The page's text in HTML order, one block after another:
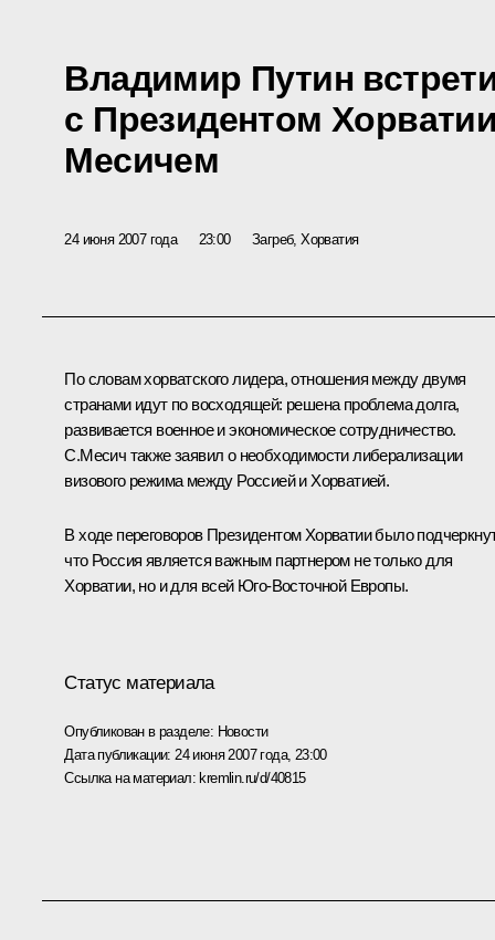
Владимир Путин
с Президентом
Месичем
24 июня 2007 года 23:00 Загреб, Хорватия
По словам хорватского лидера, отношения между двумя
странами идут по восходящей: решена проблема долга,
развивается военное и экономическое сотрудничество.
С.Месич также заявил о необходимости либерализации
визового режима между Россией и Хорватией.
В ходе переговоров Президентом Хорватии было
что Россия является важным партнером не только для
Хорватии, но и для всей Юго-Восточной Европы.
Статус материала
Опубликован в разделе: Новости
Дата публикации: 24 июня 2007 года, 23:00
Ссылка на материал:kremlin.ru/d/40815